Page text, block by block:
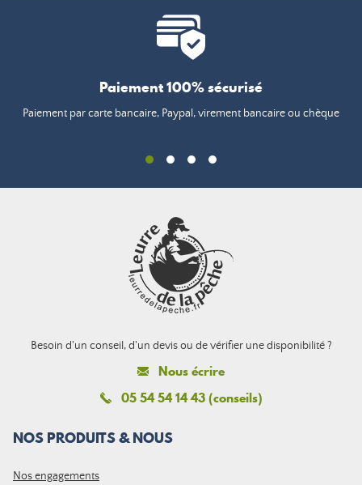
Paiement 100% sécurisé
Paiement par carte bancaire, Paypal, virement bancaire ou chèque
Besoin d'un conseil, d'un devis ou de vérifier une disponibilité ?
Nous écrire
05 54 54 14 43 (conseils)
NOS PRODUITS & NOUS
Nos engagements